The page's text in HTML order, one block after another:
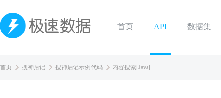
首页 API 数据集
首页 搜神后记 搜神后记示例代码 内容搜索[Java]